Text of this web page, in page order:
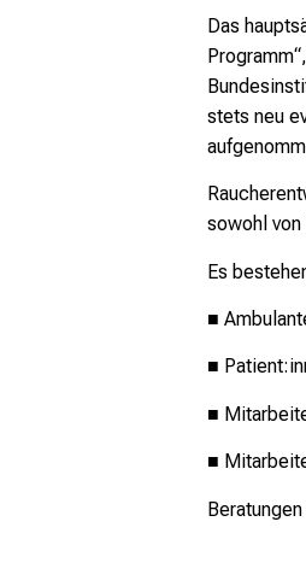
Das
stets neu
sowohl
Es
■
■
■
■